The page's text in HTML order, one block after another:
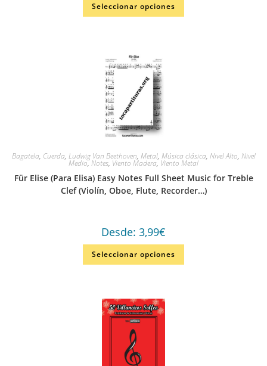
Seleccionar opciones
Bagatela, Cuerda, Ludwig Van Beethoven, Metal, Música clásica, Nivel Alto, Nivel
Medio,Notes, Viento Madera, Viento Metal
Für Elise (Para Elisa) Easy Notes Full Sheet Music for Treble
Clef (Violín, Oboe, Flute, Recorder…)
Desde: 3,99€
Seleccionar opciones